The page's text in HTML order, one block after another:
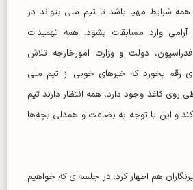
همه شرایط مهیا باشد تا تیم ملی بتواند در
وارد مسابقات بشود. همه تهمیدات
دولت و وزارت امورخارجه تلاش
رقم بخورد که خبرهای خوبی از تیم ملی
روی کاغذ وجود دارد، همه انتظار دارند تیم
و این با توجه به بضاعت و همدلی بچه‌ها
هم اظهار کرد: در جلسه‌ای که خواهیم